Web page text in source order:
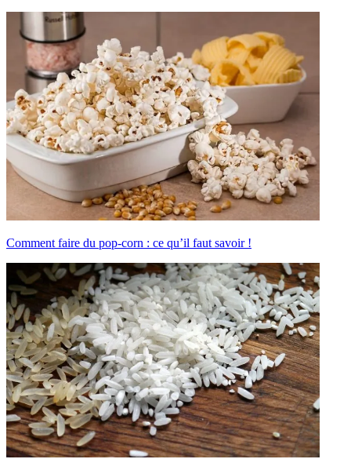
Comment faire du pop-corn : ce qu’il faut savoir !